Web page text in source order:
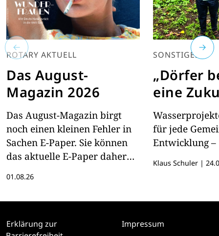
ROTARY AKTUELL
Das August-
Magazin 2026
Das August-Magazin birgt
noch einen kleinen Fehler in
Sachen E-Paper. Sie können
das aktuelle E-Paper daher
01.08.26
SONSTIGES
„Dörfer
eine
für jede
Entwicklung –
Klaus Schuler |
Erklärung zur
Impressum